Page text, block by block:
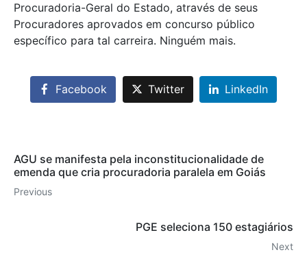
Procuradoria-Geral do Estado, através de seus
Procuradores aprovados em concurso público
específico para tal carreira. Ninguém mais.
Facebook Twitter LinkedIn
AGU se manifesta pela inconstitucionalidade de
emenda que cria procuradoria paralela em Goiás
Previous
PGE seleciona 150 estagiários
Next